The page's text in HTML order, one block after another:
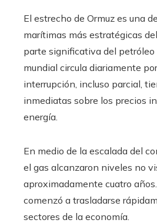
El estrecho de Ormuz es una
marítimas más estratégicas
parte significativa del petróleo
mundial circula diariamente
interrupción, incluso parcial,
inmediatas sobre los precios
energía.
En medio de la escalada del
el gas alcanzaron niveles no
aproximadamente cuatro
comenzó a trasladarse
sectores de la economía.